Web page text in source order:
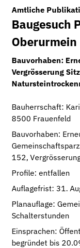
Amtliche
Baugesuch
Oberurmein
Bauvorhaben:
Vergrösserung
Bauherrschaft:
8500 Frauenfeld
Bauvorhaben:
152,
Profile: entfallen
Auflagefrist: 31.
Planauflage:
Schalterstunden
Einsprachen:
begründet bis